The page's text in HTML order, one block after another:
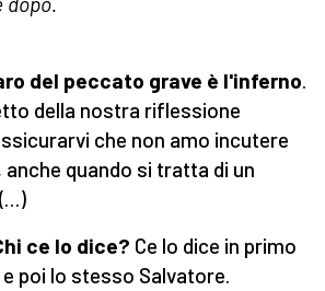
del peccato grave è l'inferno.
della nostra riflessione
che non amo incutere
quando si tratta di un
ce lo dice? Ce lo dice in primo
poi lo stesso Salvatore.